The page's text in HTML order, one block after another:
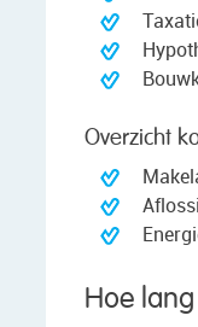
Overzicht
Hoe